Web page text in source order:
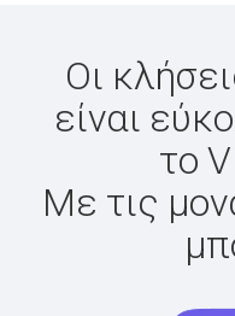
Οι
είναι
το
Με τις